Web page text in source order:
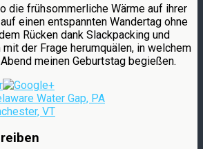
die frühsommerliche Wärme auf ihrer
einen entspannten Wandertag ohne
Rücken dank Slackpacking und
der Frage herumquälen, in welchem
meinen Geburtstag begießen.
Water Gap, PA
VT